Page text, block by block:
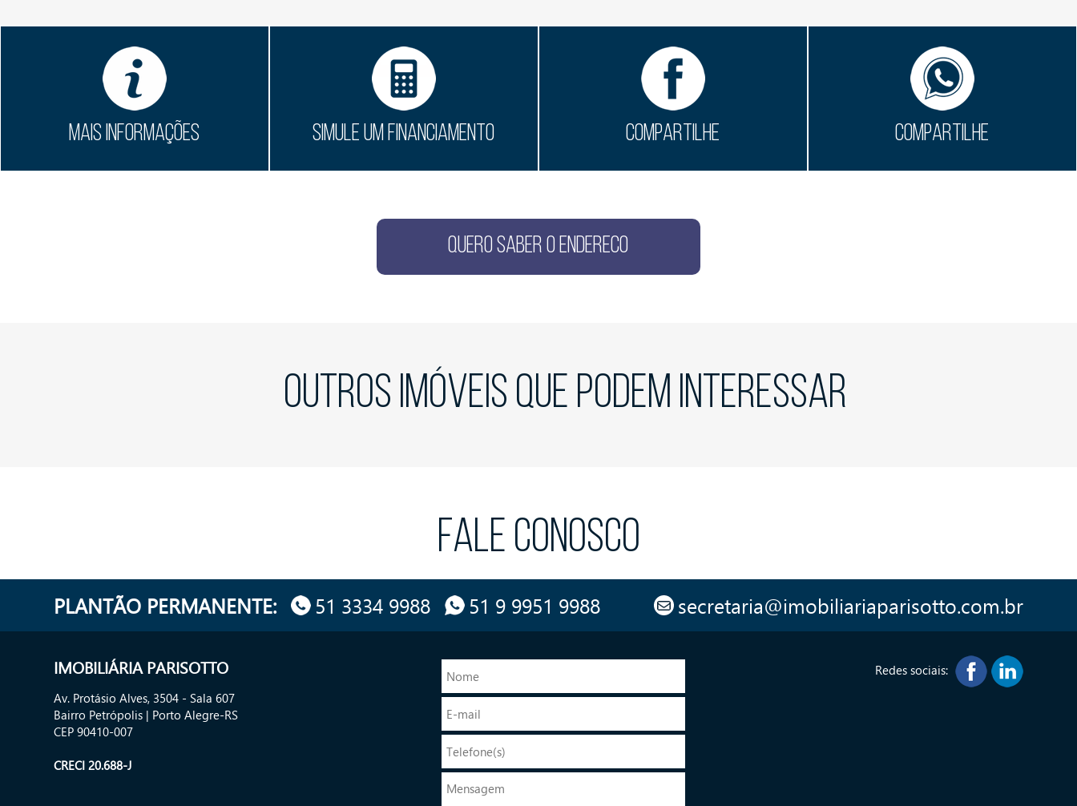
MAIS INFORMAÇÕES SIMULE UM FINANCIAMENTO COMPARTILHE COMPARTILHE
QUERO SABER O ENDERECO
OUTROS IMÓVEIS QUE PODEM INTERESSAR
FALE CONOSCO
PLANTÃO PERMANENTE: 51 3334 9988 51 9 9951 9988 secretaria@imobiliariaparisotto.com.br
IMOBILIÁRIA PARISOTTO
Av. Protásio Alves, 3504 - Sala 607
Bairro Petrópolis | Porto Alegre-RS
CEP 90410-007
CRECI 20.688-J
Redes sociais: